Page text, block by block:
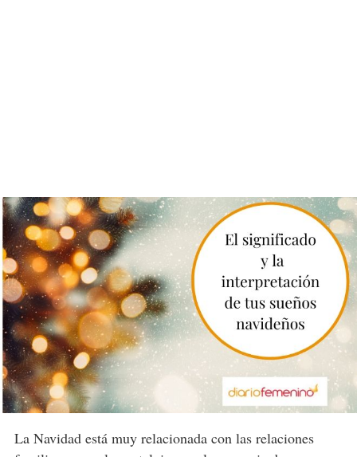
La Navidad está muy relacionada con las relaciones